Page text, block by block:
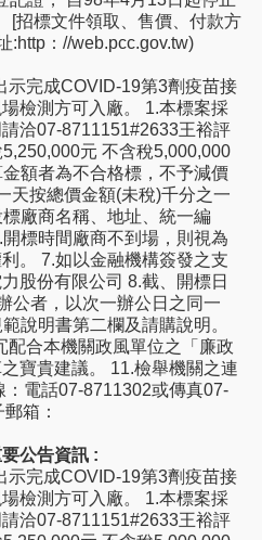
[招標文件領取、售價、付款方
:http：//web.pcc.gov.tw)
示完成COVID-19第3劑疫苗接
檢測方可入廠。 1.本標案採
洽07-8711151#2633王裕評
元 不含稅5,000,000
額者為不合格標，不予減價
天按總價金額(未稅)千分之一
廠商名稱、地址、統一編
標時間廠商不到場，則視為
。 7.如以金融機構簽發之支
股份有限公司 8.截、開標日
公者，以次一辦公日之同一
說明書第二欄及請購說明。
配合本機關政風單位之「廉政
寶貴建議。 11.檢舉機關之連
電話07-8711302或傳真07-
箱：
公告資訊 :
示完成COVID-19第3劑疫苗接
檢測方可入廠。 1.本標案採
洽07-8711151#2633王裕評